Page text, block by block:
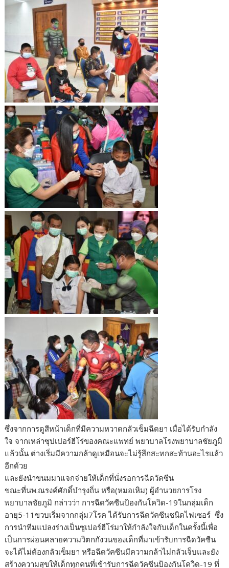
ซึ่งจากการดูสีหน้าเด็กที่มีความหวาดกลัวเข็มฉีดยา เมื่อได้รับกำลัง
ใจ จากเหล่าซุปเปอร์ฮีโร่ของคณะแพทย์ พยาบาลโรงพยาบาลชัยภูมิ
แล้วนั้น ต่างเริ่มมีความกล้าดูเหมือนจะไม่รู้สึกสะทกสะท้านอะไรแล้ว
อีกด้วย
และยังนำขนมมาแจกจ่ายให้เด็กที่นั่งรอการฉีดวัคซีน
ขณะที่นพ.ณรงค์ศักดิ์บำรุงถิ่น หรือ(หมอเหิม) ผู้อำนวยการโรง
พยาบาลชัยภูมิ กล่าวว่า การฉีดวัคซีนป้องกันโควิด-19ในกลุ่มเด็ก
อายุ5-11ขวบเริ่มจากกลุ่ม7โรค ได้รับการฉีดวัคซีนชนิดไฟเซอร์ ซึ่ง
การนำทีมแปลงร่างเป็นซูเปอร์ฮีโร่มาให้กำลังใจกับเด็กในครั้งนี้เพื่อ
เป็นการผ่อนคลายความวิตกกังวนของเด็กที่มาเข้ารับการฉีดวัคซีน
จะได้ไม่ต้องกลัวเข็มยา หรือฉีดวัคซีนมีความกล้าไม่กลัวเจ็บและยัง
สร้างความสุขให้เด็กทุกคนที่เข้ารับการฉีดวัคซีนป้องกันโควิด-19 ที่